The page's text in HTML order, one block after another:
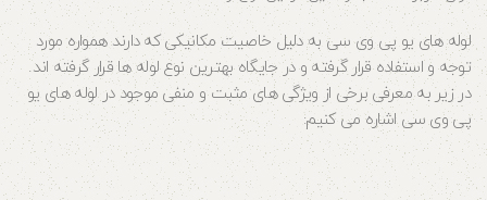
لوله‌ های یو پی وی سی به دلیل خاصیت مکانیکی که دارند همواره مورد
توجه و استفاده قرار گرفته و در جایگاه بهترین نوع لوله‌ ها قرار گرفته‌ اند.
در زیر به معرفی برخی از ویژگی‌ های مثبت و منفی موجود در لوله‌ های یو
پی وی سی اشاره می کنیم: